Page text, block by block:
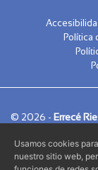
Política
© 2026 - Errecé
Usamos cookies
nuestro sitio web,